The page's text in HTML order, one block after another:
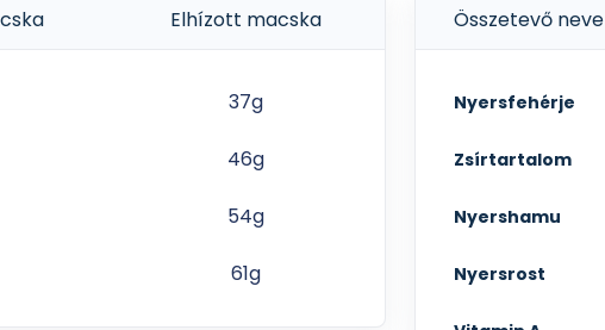
Elhízott macska
37g
46g
54g
61g
Összetevő neve
Nyersfehérje
Zsírtartalom
Nyershamu
Nyersrost